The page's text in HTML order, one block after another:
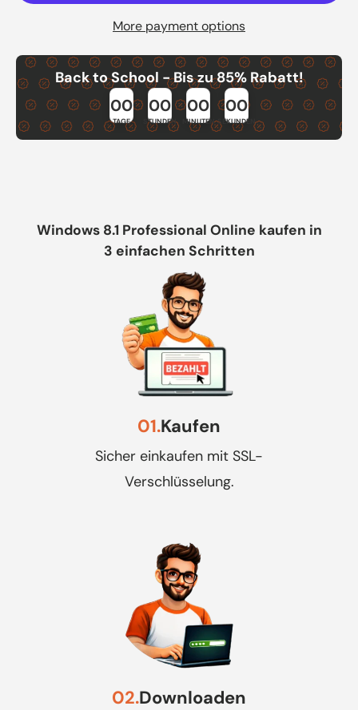
More payment options
Back to School - Bis zu 85% Rabatt!
00
TAGE
00
STUNDEN
00
MINUTEN
00
SEKUNDEN
Windows 8.1 Professional Online kaufen in
3 einfachen Schritten
01.Kaufen
Sicher einkaufen mit SSL-
Verschlüsselung.
02.Downloaden